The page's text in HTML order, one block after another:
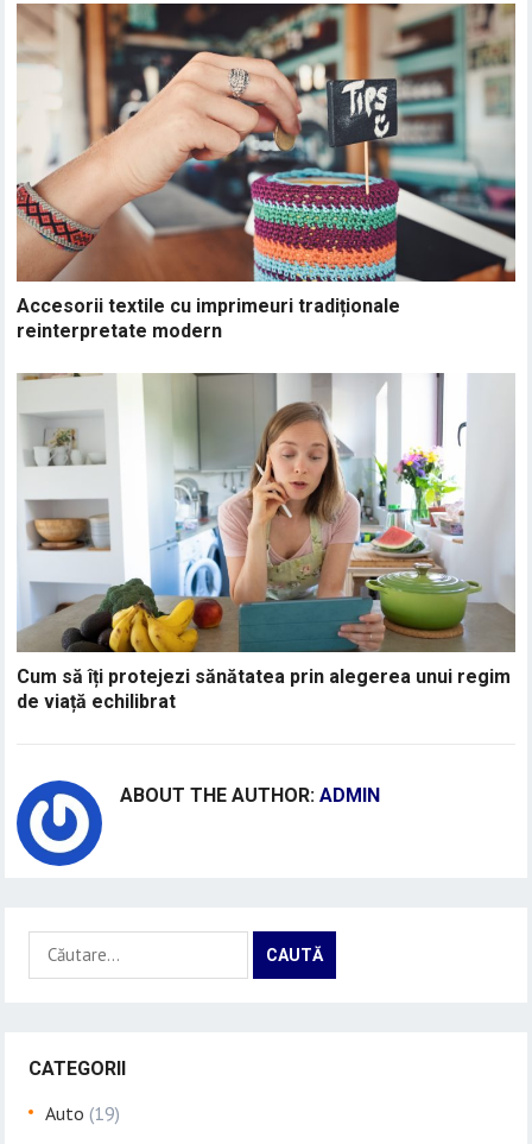
Accesorii textile cu imprimeuri tradiționale
reinterpretate modern
Cum să îți protejezi sănătatea prin alegerea unui regim
de viață echilibrat
ABOUT THE AUTHOR:ADMIN
Caută
după:
CATEGORII
Auto (19)